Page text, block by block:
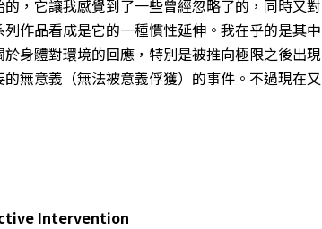
，它讓我感覺到了一些曾經忽略了的，同時又對
作品看成是它的一種慣性延伸。我在乎的是其中
身體對環境的回應，特別是被推向極限之後出現
無意義（無法被意義俘獲）的事件。不過現在又
Intervention